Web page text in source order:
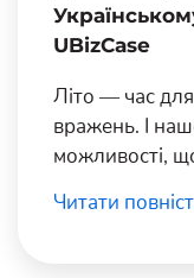
UBizCase
Літо — час
вражень. І
можливості,
Читати